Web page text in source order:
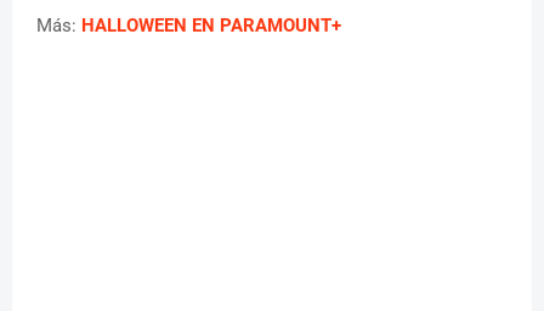
Más: HALLOWEEN EN PARAMOUNT+